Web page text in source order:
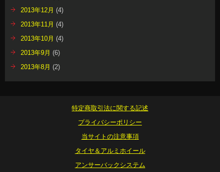
2013年12月 (4)
2013年11月 (4)
2013年10月 (4)
2013年9月 (6)
2013年8月 (2)
特定商取引法に関する記述
プライバシーポリシー
当サイトの注意事項
タイヤ＆アルミホイール
アンサーバックシステム